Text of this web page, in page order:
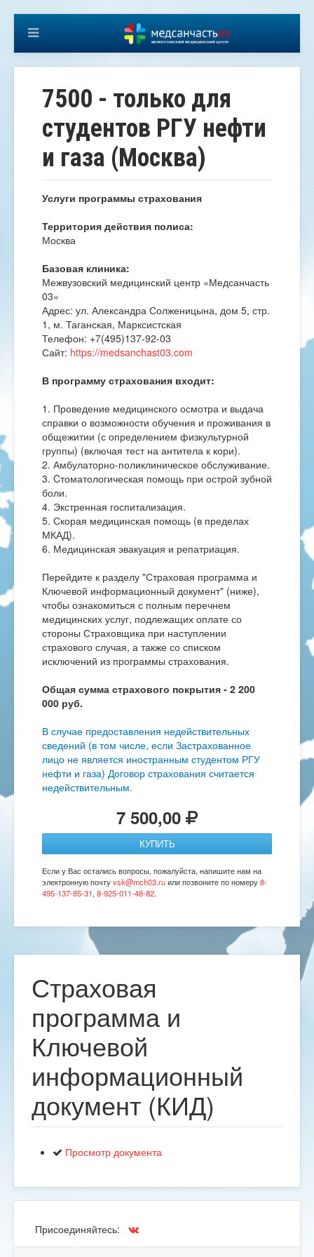
7500 - только для
студентов РГУ нефти
и газа (Москва)
Услуги программы страхования
Территория действия полиса:
Москва
Базовая клиника:
Межвузовский медицинский центр «Медсанчасть
03»
Адрес: ул. Александра Солженицына, дом 5, стр.
1, м. Таганская, Марксистская
Телефон: +7(495)137-92-03
Сайт: https://medsanchast03.com
В программу страхования входит:
1. Проведение медицинского осмотра и выдача
справки о возможности обучения и проживания в
общежитии (с определением физкультурной
группы) (включая тест на антитела к кори).
2. Амбулаторно-поликлиническое обслуживание.
3. Cтоматологическая помощь при острой зубной
боли.
4. Экстренная госпитализация.
5. Скорая медицинская помощь (в пределах
МКАД).
6. Медицинская эвакуация и репатриация.
Перейдите к разделу "Страховая программа и
Ключевой информационный документ" (ниже),
чтобы ознакомиться с полным перечнем
медицинских услуг, подлежащих оплате со
стороны Страховщика при наступлении
страхового случая, а также со списком
исключений из программы страхования.
Общая сумма страхового покрытия - 2 200
000 руб.
В случае предоставления недействительных
сведений (в том числе, если Застрахованное
лицо не является иностранным студентом РГУ
нефти и газа) Договор страхования считается
недействительным.
7 500,00
КУПИТЬ
Если у Вас остались вопросы, пожалуйста, напишите нам на
электронную почтуvsk@mch03.ruили позвоните по номеру8-
495-137-85-31, 8-925-011-48-82.
Страховая
программа и
Ключевой
информационный
документ (КИД)
Просмотр документа
Присоединяйтесь: